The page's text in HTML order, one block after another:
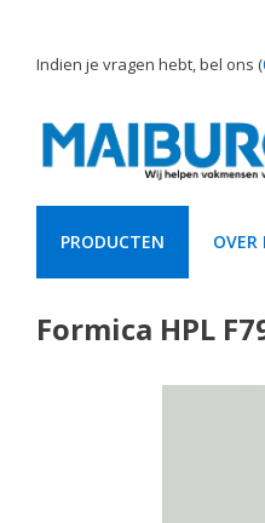
Indien je vragen hebt, bel ons (
PRODUCTEN OVER
Formica HPL